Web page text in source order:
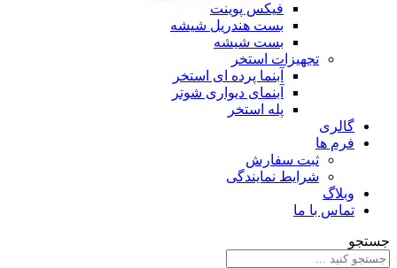
فیکس پوینت
بست هندریل شیشه
بست شیشه
تجهیزات استخر
آبنما پرده ای استخر
آبنمای دیواری شوتر
پله استخر
گالری
فرم ها
ثبت سفارش
شرایط نمایندگی
وبلاگ
تماس با ما
جستجو